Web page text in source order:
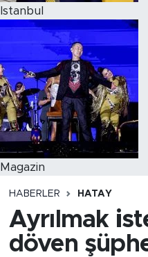
Istanbul
Magazin
HABERLER HATAY
Ayrılmak
döven